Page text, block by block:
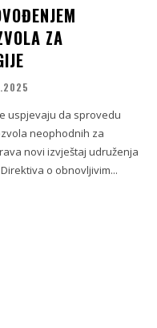
ZA
uspjevaju da sprovedu
neophodnih za
novi izvještaj udruženja
o obnovljivim...